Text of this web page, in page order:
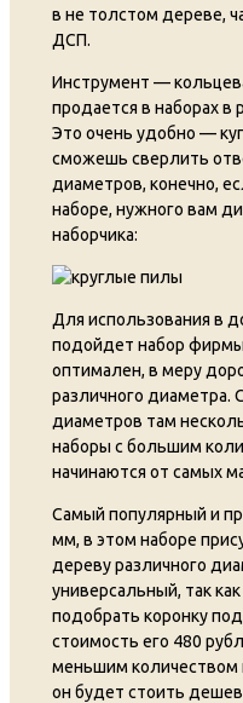
в не толстом дереве,
ДСП.
Инструмент —
продается в наборах
Это очень удобно —
сможешь сверлить
диаметров, конечно,
наборе, нужного вам
наборчика:
Для использования в
подойдет набор фирмы
оптимален, в меру
различного диаметра.
диаметров там
наборы с большим
начинаются от самых
Самый популярный и
мм, в этом наборе
дереву различного
универсальный, так
подобрать коронку
стоимость его 480
меньшим количеством
он будет стоить